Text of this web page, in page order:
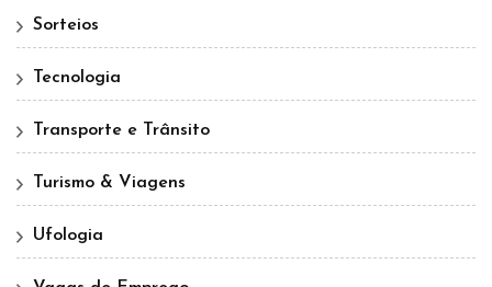
Sorteios
Tecnologia
Transporte e Trânsito
Turismo & Viagens
Ufologia